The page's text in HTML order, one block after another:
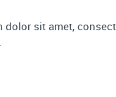
dolor sit amet,